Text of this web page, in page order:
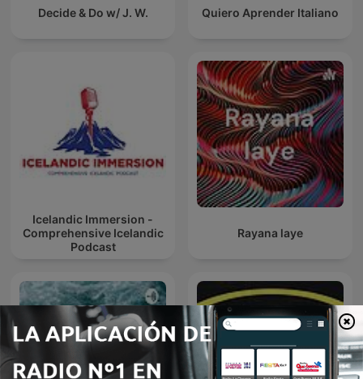
Decide & Do w/ J. W. Quiero Aprender Italiano
Icelandic Immersion -
Comprehensive Icelandic
Podcast
Rayana laye